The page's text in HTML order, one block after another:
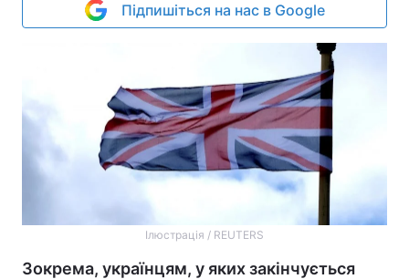
Підпишіться на нас в Google
Ілюстрація / REUTERS
Зокрема, українцям, у яких закінчується